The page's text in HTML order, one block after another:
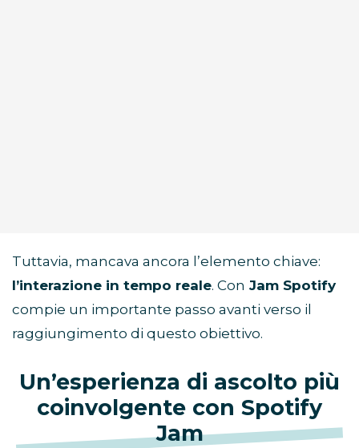
Tuttavia, mancava ancora l’elemento chiave:
l’interazione in tempo reale. Con Jam Spotify
compie un importante passo avanti verso il
raggiungimento di questo obiettivo.
Un’esperienza di ascolto più
coinvolgente con Spotify
Jam